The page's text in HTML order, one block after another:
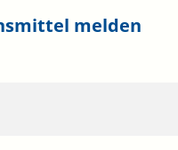
melden